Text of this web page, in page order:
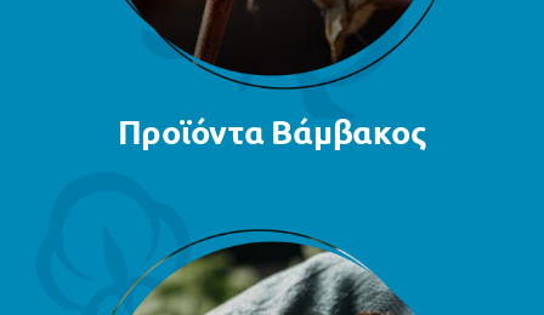
Προϊόντα Βάμβακος